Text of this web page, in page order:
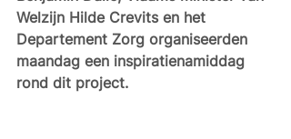
Welzijn Hilde Crevits en het
Departement Zorg organiseerden
maandag een inspiratienamiddag
rond dit project.